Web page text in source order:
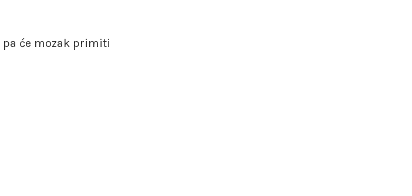
pa će mozak primiti